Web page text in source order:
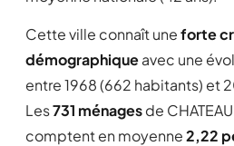
Cette ville connaît uneforte
démographiqueavec une
entre 1968 (662 habitants) et
Les731 ménagesde
comptent en moyenne2,22